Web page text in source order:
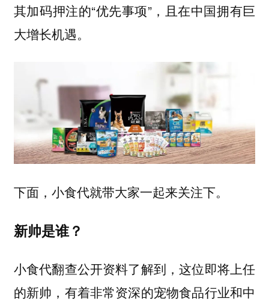
其加码押注的“优先事项”，且在中国拥有巨
大增长机遇。
下面，小食代就带大家一起来关注下。
新帅是谁？
小食代翻查公开资料了解到，这位即将上任
的新帅，有着非常资深的宠物食品行业和中